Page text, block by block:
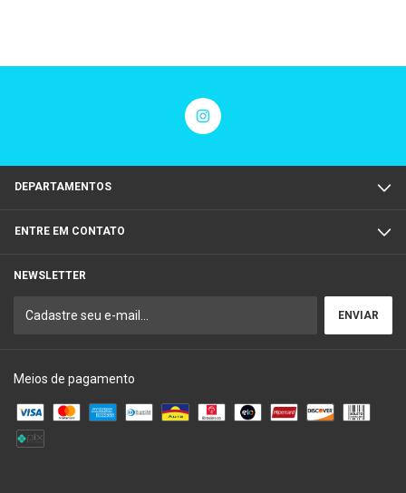
DEPARTAMENTOS
ENTRE EM CONTATO
NEWSLETTER
Meios de pagamento